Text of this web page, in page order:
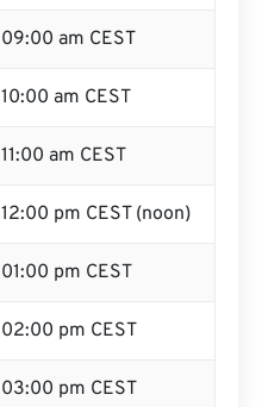
09:00 am CEST
10:00 am CEST
11:00 am CEST
12:00 pm CEST (noon)
01:00 pm CEST
02:00 pm CEST
03:00 pm CEST